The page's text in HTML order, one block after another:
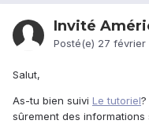
Invité
Posté(e) 27 février
Salut,
As-tu bien suivi Le tutoriel
sûrement des